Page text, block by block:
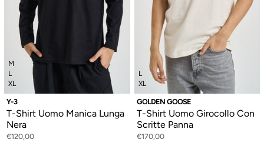
M
L
XL
Y-3
T-Shirt Uomo Manica Lunga
Nera
€120,00
L
XL
GOLDEN GOOSE
T-Shirt Uomo Girocollo Con
Scritte Panna
€170,00